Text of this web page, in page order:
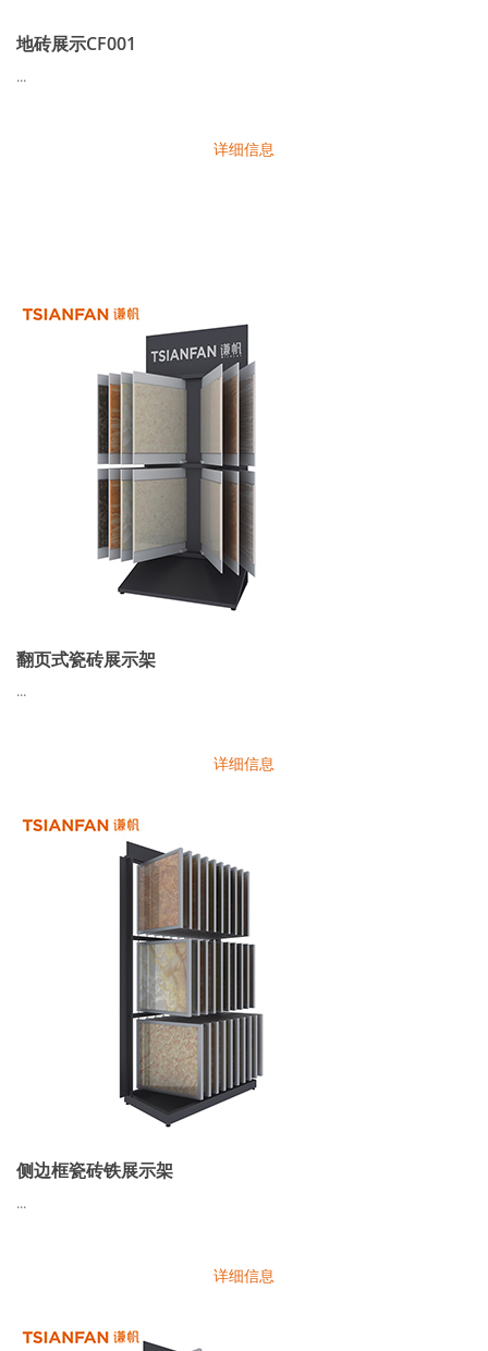
地砖展示CF001
...
详细信息
翻页式瓷砖展示架
...
详细信息
侧边框瓷砖铁展示架
...
详细信息